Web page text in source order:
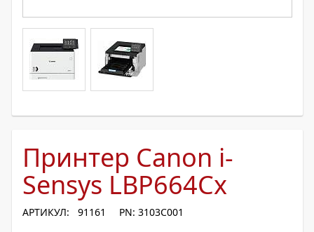
Принтер Canon i-
Sensys LBP664Cx
АРТИКУЛ: 91161 PN: 3103C001